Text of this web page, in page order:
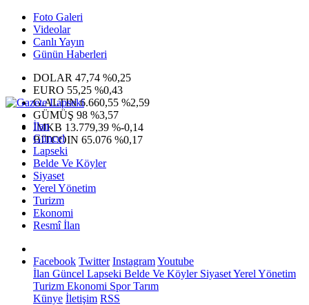
Foto Galeri
Videolar
Canlı Yayın
Günün Haberleri
DOLAR 47,74 %0,25
EURO 55,25 %0,43
G.ALTIN6.660,55 %2,59
GÜMÜŞ 98 %3,57
IMKB 13.779,39 %-0,14
BITCOIN 65.076 %0,17
İlan
Güncel
Lapseki
Belde Ve Köyler
Siyaset
Yerel Yönetim
Turizm
Ekonomi
Resmî İlan
Facebook Twitter InstagramYoutube
İlan Güncel Lapseki Belde Ve KöylerSiyasetYerel Yönetim
Turizm Ekonomi SporTarım
Künye İletişim RSS